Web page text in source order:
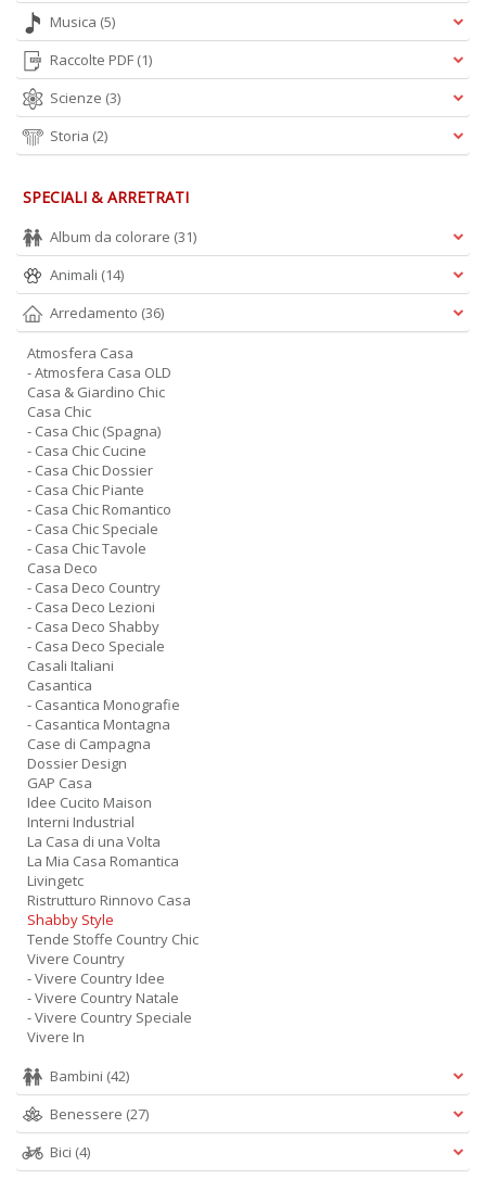
Musica (5)
Raccolte PDF (1)
Scienze (3)
Storia (2)
SPECIALI & ARRETRATI
Album da colorare (31)
Animali (14)
Arredamento (36)
Atmosfera Casa
- Atmosfera Casa OLD
Casa & Giardino Chic
Casa Chic
- Casa Chic (Spagna)
- Casa Chic Cucine
- Casa Chic Dossier
- Casa Chic Piante
- Casa Chic Romantico
- Casa Chic Speciale
- Casa Chic Tavole
Casa Deco
- Casa Deco Country
- Casa Deco Lezioni
- Casa Deco Shabby
- Casa Deco Speciale
Casali Italiani
Casantica
- Casantica Monografie
- Casantica Montagna
Case di Campagna
Dossier Design
GAP Casa
Idee Cucito Maison
Interni Industrial
La Casa di una Volta
La Mia Casa Romantica
Livingetc
Ristrutturo Rinnovo Casa
Shabby Style
Tende Stoffe Country Chic
Vivere Country
- Vivere Country Idee
- Vivere Country Natale
- Vivere Country Speciale
Vivere In
Bambini (42)
Benessere (27)
Bici (4)